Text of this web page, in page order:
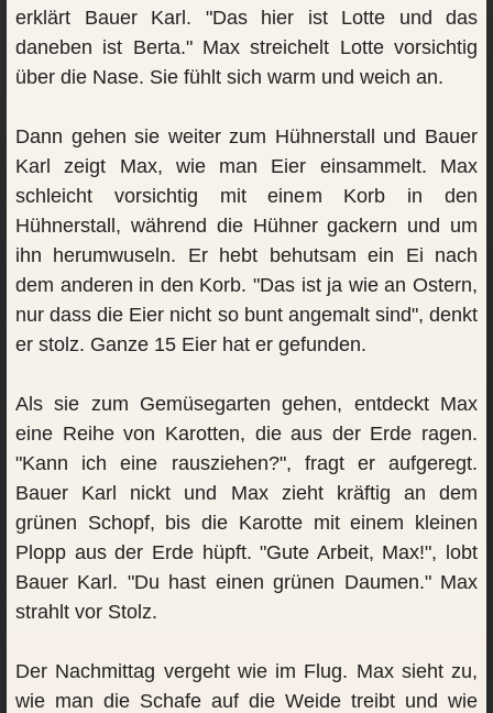
erklärt Bauer Karl. "Das hier ist Lotte und das
daneben ist Berta." Max streichelt Lotte vorsichtig
über die Nase. Sie fühlt sich warm und weich an.
Dann gehen sie weiter zum Hühnerstall und Bauer
Karl zeigt Max, wie man Eier einsammelt. Max
schleicht vorsichtig mit einem Korb in den
Hühnerstall, während die Hühner gackern und um
ihn herumwuseln. Er hebt behutsam ein Ei nach
dem anderen in den Korb. "Das ist ja wie an Ostern,
nur dass die Eier nicht so bunt angemalt sind", denkt
er stolz. Ganze 15 Eier hat er gefunden.
Als sie zum Gemüsegarten gehen, entdeckt Max
eine Reihe von Karotten, die aus der Erde ragen.
"Kann ich eine rausziehen?", fragt er aufgeregt.
Bauer Karl nickt und Max zieht kräftig an dem
grünen Schopf, bis die Karotte mit einem kleinen
Plopp aus der Erde hüpft. "Gute Arbeit, Max!", lobt
Bauer Karl. "Du hast einen grünen Daumen." Max
strahlt vor Stolz.
Der Nachmittag vergeht wie im Flug. Max sieht zu,
wie man die Schafe auf die Weide treibt und wie